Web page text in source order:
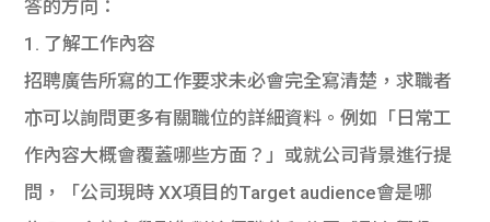
答的方向：
1. 了解工作內容
招聘廣告所寫的工作要求未必會完全寫清楚，求職者
亦可以詢問更多有關職位的詳細資料。例如「日常工
作內容大概會覆蓋哪些方面？」或就公司背景進行提
問，「公司現時 XX項目的Target audience會是哪